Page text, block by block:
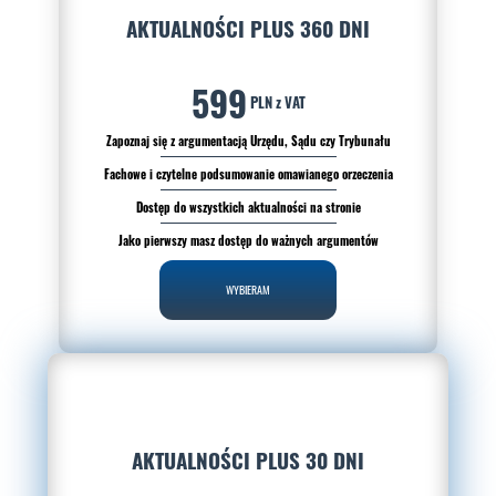
AKTUALNOŚCI PLUS 360 DNI
599 PLN z VAT
Zapoznaj się z argumentacją Urzędu, Sądu czy Trybunału
Fachowe i czytelne podsumowanie omawianego orzeczenia
Dostęp do wszystkich aktualności na stronie
Jako pierwszy masz dostęp do ważnych argumentów
WYBIERAM
AKTUALNOŚCI PLUS 30 DNI